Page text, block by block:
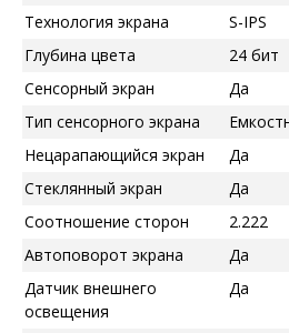
Технология экрана
S-IPS
Глубина цвета
24 бит
Сенсорный экран
Да
Тип сенсорного экрана
Нецарапающийся экран
Да
Стеклянный экран
Да
Соотношение сторон
2.222
Автоповорот экрана
Да
Датчик внешнего
освещения
Да